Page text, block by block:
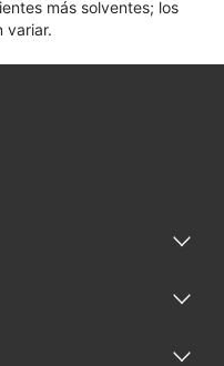
más solventes; los
variar.